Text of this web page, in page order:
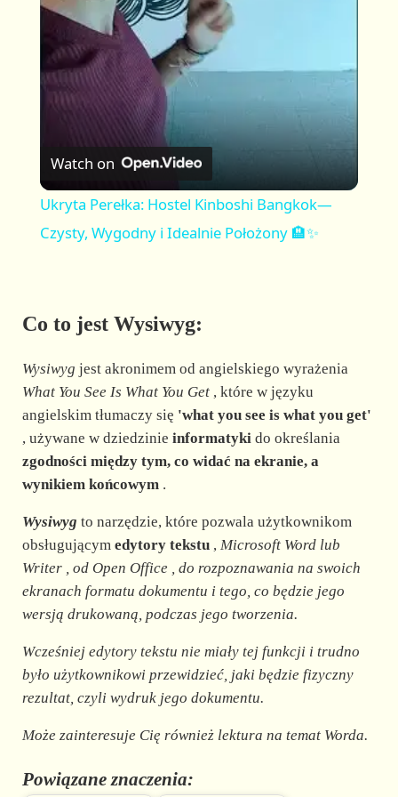
a
V
i
o
Watch on
Ukryta Perełka: Hostel Kinboshi Bangkok—
Czysty, Wygodny i Idealnie Położony 🏨✨
Co to jest Wysiwyg:
Wysiwyg jest akronimem od angielskiego wyrażenia
What You See Is What You Get, które w języku
angielskim tłumaczy się 'what you see is what you get'
, używane w dziedzinie informatykido określania
zgodności między tym, co widać na ekranie, a
wynikiem końcowym.
Wysiwyg to narzędzie, które pozwala użytkownikom
obsługującym edytory tekstu, Microsoft Word lub
Writer , od Open Office , do rozpoznawania na swoich
ekranach formatu dokumentu i tego, co będzie jego
wersją drukowaną, podczas jego tworzenia.
Wcześniej edytory tekstu nie miały tej funkcji i trudno
było użytkownikowi przewidzieć, jaki będzie fizyczny
rezultat, czyli wydruk jego dokumentu.
Może zainteresuje Cię również lektura na temat Worda.
Powiązane znaczenia: